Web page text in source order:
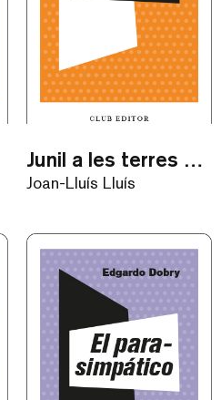
Junil a les terres dels bàrbars / eBook
Joan-Lluís Lluís